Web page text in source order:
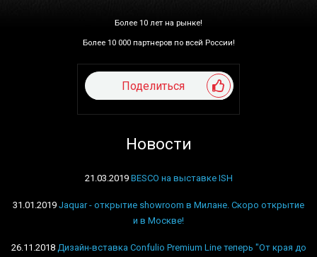
Более 10 лет на рынке!
Более 10 000 партнеров по всей России!
Поделиться
Новости
21.03.2019 BESCO на выставке ISH
31.01.2019 Jaquar - открытие showroom в Милане. Скоро открытие
и в Москве!
26.11.2018 Дизайн-вставка Confulio Premium Line теперь "От края до